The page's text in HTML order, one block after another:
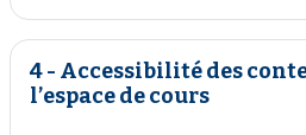
4 - Accessibilité des
l’espace de cours